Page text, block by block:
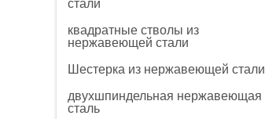
стали
квадратные стволы из
нержавеющей стали
Шестерка из нержавеющей стали
двухшпиндельная нержавеющая
сталь